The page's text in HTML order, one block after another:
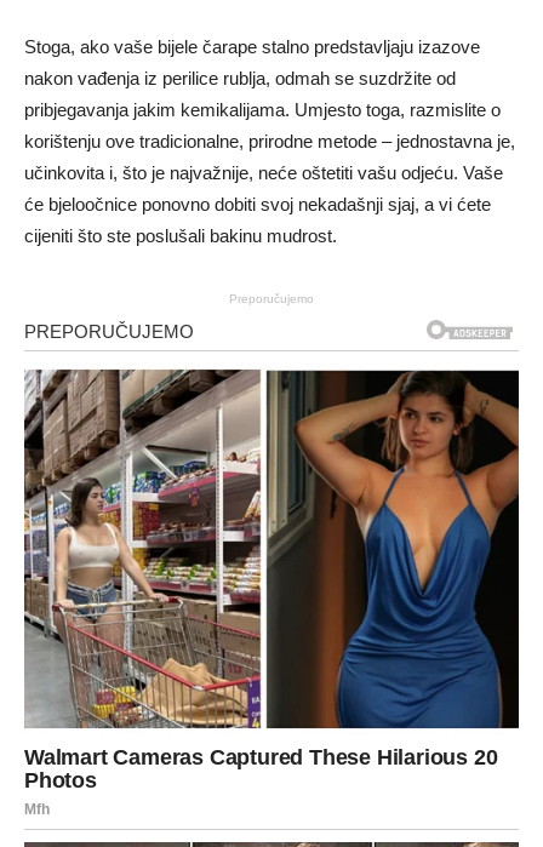
Stoga, ako vaše bijele čarape stalno predstavljaju izazove
nakon vađenja iz perilice rublja, odmah se suzdržite od
pribjegavanja jakim kemikalijama. Umjesto toga, razmislite o
korištenju ove tradicionalne, prirodne metode – jednostavna je,
učinkovita i, što je najvažnije, neće oštetiti vašu odjeću. Vaše
će bjeloočnice ponovno dobiti svoj nekadašnji sjaj, a vi ćete
cijeniti što ste poslušali bakinu mudrost.
Preporučujemo